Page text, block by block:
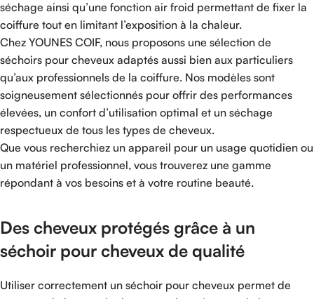
séchage ainsi qu’une fonction air froid permettant de fixer la
coiffure tout en limitant l’exposition à la chaleur.
Chez YOUNES COIF, nous proposons une sélection de
séchoirs pour cheveux adaptés aussi bien aux particuliers
qu’aux professionnels de la coiffure. Nos modèles sont
soigneusement sélectionnés pour offrir des performances
élevées, un confort d’utilisation optimal et un séchage
respectueux de tous les types de cheveux.
Que vous recherchiez un appareil pour un usage quotidien ou
un matériel professionnel, vous trouverez une gamme
répondant à vos besoins et à votre routine beauté.
Des cheveux protégés grâce à un
séchoir pour cheveux de qualité
Utiliser correctement un séchoir pour cheveux permet de